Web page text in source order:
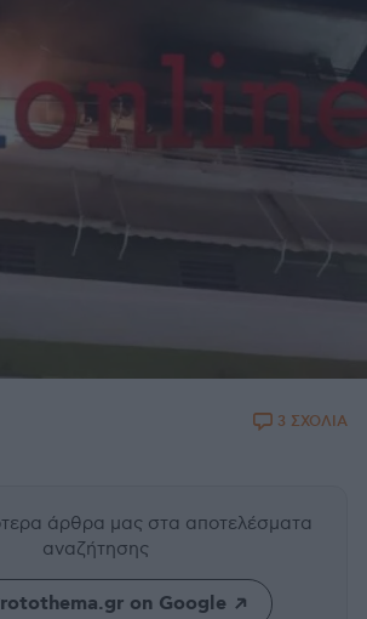
3 ΣΧΟΛΙΑ
άρθρα μας στα αποτελέσματα
αναζήτησης
on Google